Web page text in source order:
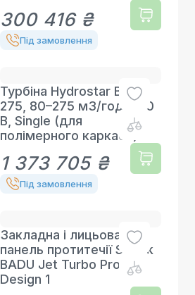
300 416 ₴
Під замовлення
Турбіна Hydrostar BGA
275, 80–275 м3/год, 230
В, Single (для
полімерного каркаса)
1 373 705 ₴
Під замовлення
Закладна і лицьова
панель протитечії Speck
BADU Jet Turbo Pro
Design 1